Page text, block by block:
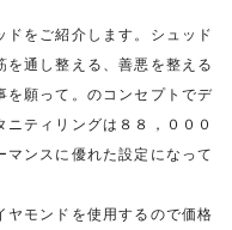
をご紹介します。シュッド
通し整える、善悪を整える
願って。のコンセプトでデ
ティリングは８８，０００
ンスに優れた設定になって
モンドを使用するので価格